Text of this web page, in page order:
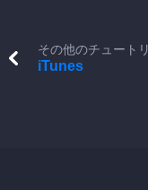
その他のチュート
iTunes